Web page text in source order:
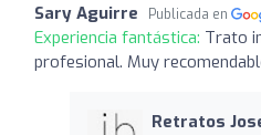
Sary Aguirre Publicada en
Experiencia fantástica: Trato
profesional. Muy
Retratos